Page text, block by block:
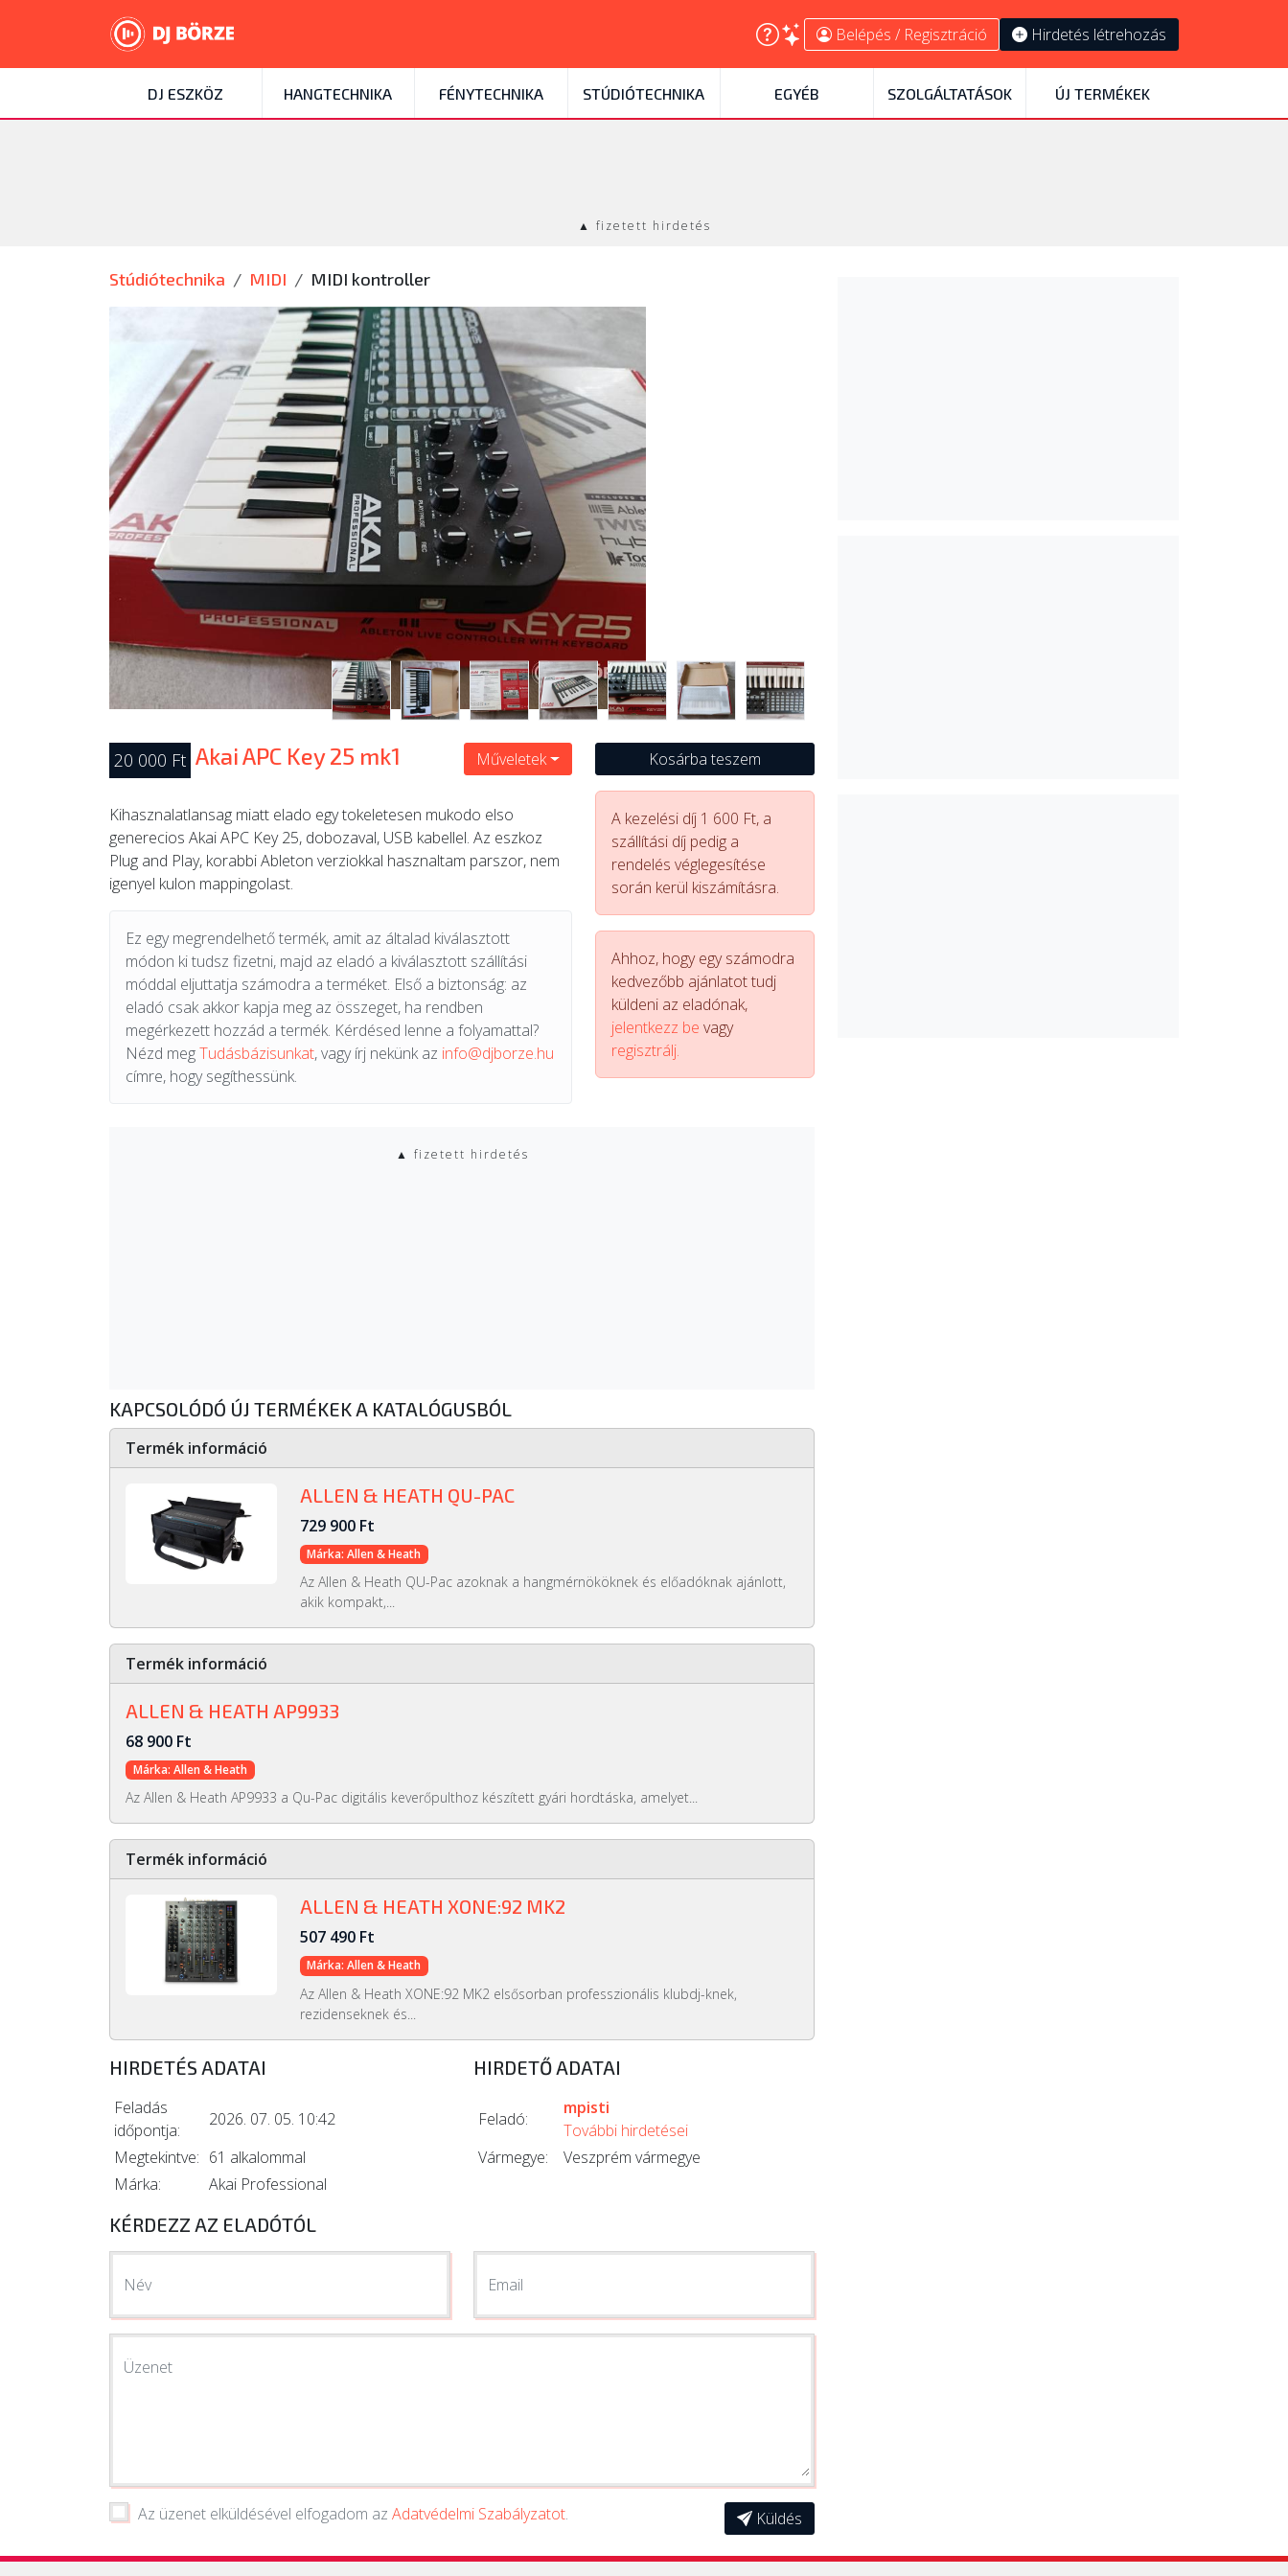
Belépés / Regisztráció Hirdetés létrehozás
DJ ESZKÖZ HANGTECHNIKA FÉNYTECHNIKA STÚDIÓTECHNIKA EGYÉB SZOLGÁLTATÁSOK ÚJ TERMÉKEK
▲ fizetett hirdetés
Stúdiótechnika MIDI MIDI kontroller
20 000 Ft Akai APC Key 25 mk1 Műveletek
Kihasznalatlansag miatt elado egy tokeletesen mukodo elso
generecios Akai APC Key 25, dobozaval, USB kabellel. Az eszkoz
Plug and Play, korabbi Ableton verziokkal hasznaltam parszor, nem
igenyel kulon mappingolast.
Ez egy megrendelhető termék, amit az általad kiválasztott
módon ki tudsz fizetni, majd az eladó a kiválasztott szállítási
móddal eljuttatja számodra a terméket. Első a biztonság: az
eladó csak akkor kapja meg az összeget, ha rendben
megérkezett hozzád a termék. Kérdésed lenne a folyamattal?
Nézd megTudásbázisunkat, vagy írj nekünk az info@djborze.hu
címre, hogy segíthessünk.
Kosárba teszem
A kezelési díj 1 600 Ft, a
szállítási díj pedig a
rendelés véglegesítése
során kerül kiszámításra.
Ahhoz, hogy egy számodra
kedvezőbb ajánlatot tudj
küldeni az eladónak,
jelentkezz be vagy
regisztrálj.
▲ fizetett hirdetés
KAPCSOLÓDÓ ÚJ TERMÉKEK A KATALÓGUSBÓL
Termék információ
ALLEN & HEATH QU-PAC
729 900 Ft
Márka: Allen & Heath
Az Allen & Heath QU-Pac azoknak a hangmérnököknek és előadóknak ajánlott,
akik kompakt,...
Termék információ
ALLEN & HEATH AP9933
68 900 Ft
Márka: Allen & Heath
Az Allen & Heath AP9933 a Qu-Pac digitális keverőpulthoz készített gyári hordtáska, amelyet...
Termék információ
ALLEN & HEATH XONE:92 MK2
507 490 Ft
Márka: Allen & Heath
Az Allen & Heath XONE:92 MK2 elsősorban professzionális klubdj-knek,
rezidenseknek és...
HIRDETÉS ADATAI
Feladás
időpontja:
2026. 07. 05. 10:42
Megtekintve: 61 alkalommal
Márka:
Akai Professional
HIRDETŐ ADATAI
Feladó:
mpisti
További hirdetései
Vármegye:
Veszprém vármegye
KÉRDEZZ AZ ELADÓTÓL
Név Email
Üzenet
Az üzenet elküldésével elfogadom az Adatvédelmi Szabályzatot. Küldés